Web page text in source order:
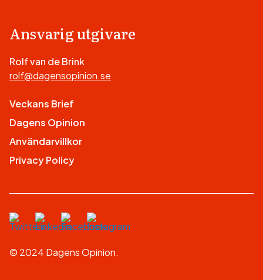
Ansvarig utgivare
Rolf van de Brink
rolf@dagensopinion.se
Veckans Brief
Dagens Opinion
Användarvillkor
Privacy Policy
© 2024 Dagens Opinion.